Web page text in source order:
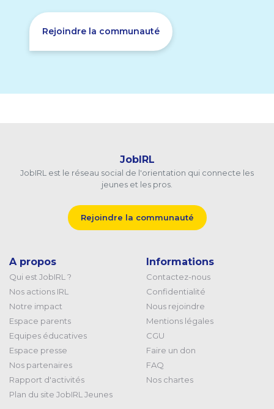
Rejoindre la communauté
JobIRL
JobIRL est le réseau social de l'orientation qui connecte les
jeunes et les pros.
Rejoindre la communauté
A propos
Qui est JobIRL ?
Nos actions IRL
Notre impact
Espace parents
Equipes éducatives
Espace presse
Nos partenaires
Rapport d'activités
Plan du site JobIRL Jeunes
Informations
Contactez-nous
Confidentialité
Nous rejoindre
Mentions légales
CGU
Faire un don
FAQ
Nos chartes